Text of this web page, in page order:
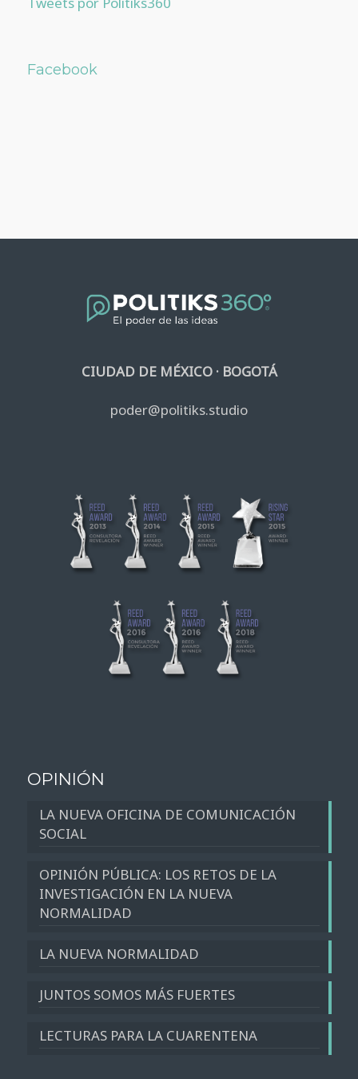
Facebook
CIUDAD DE MÉXICO · BOGOTÁ
poder@politiks.studio
OPINIÓN
LA NUEVA OFICINA DE COMUNICACIÓN
SOCIAL
OPINIÓN PÚBLICA: LOS RETOS DE LA
INVESTIGACIÓN EN LA NUEVA
NORMALIDAD
LA NUEVA NORMALIDAD
JUNTOS SOMOS MÁS FUERTES
LECTURAS PARA LA CUARENTENA